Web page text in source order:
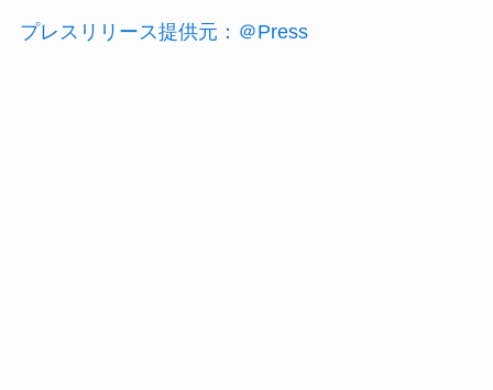
プレスリリース提供元：＠Press